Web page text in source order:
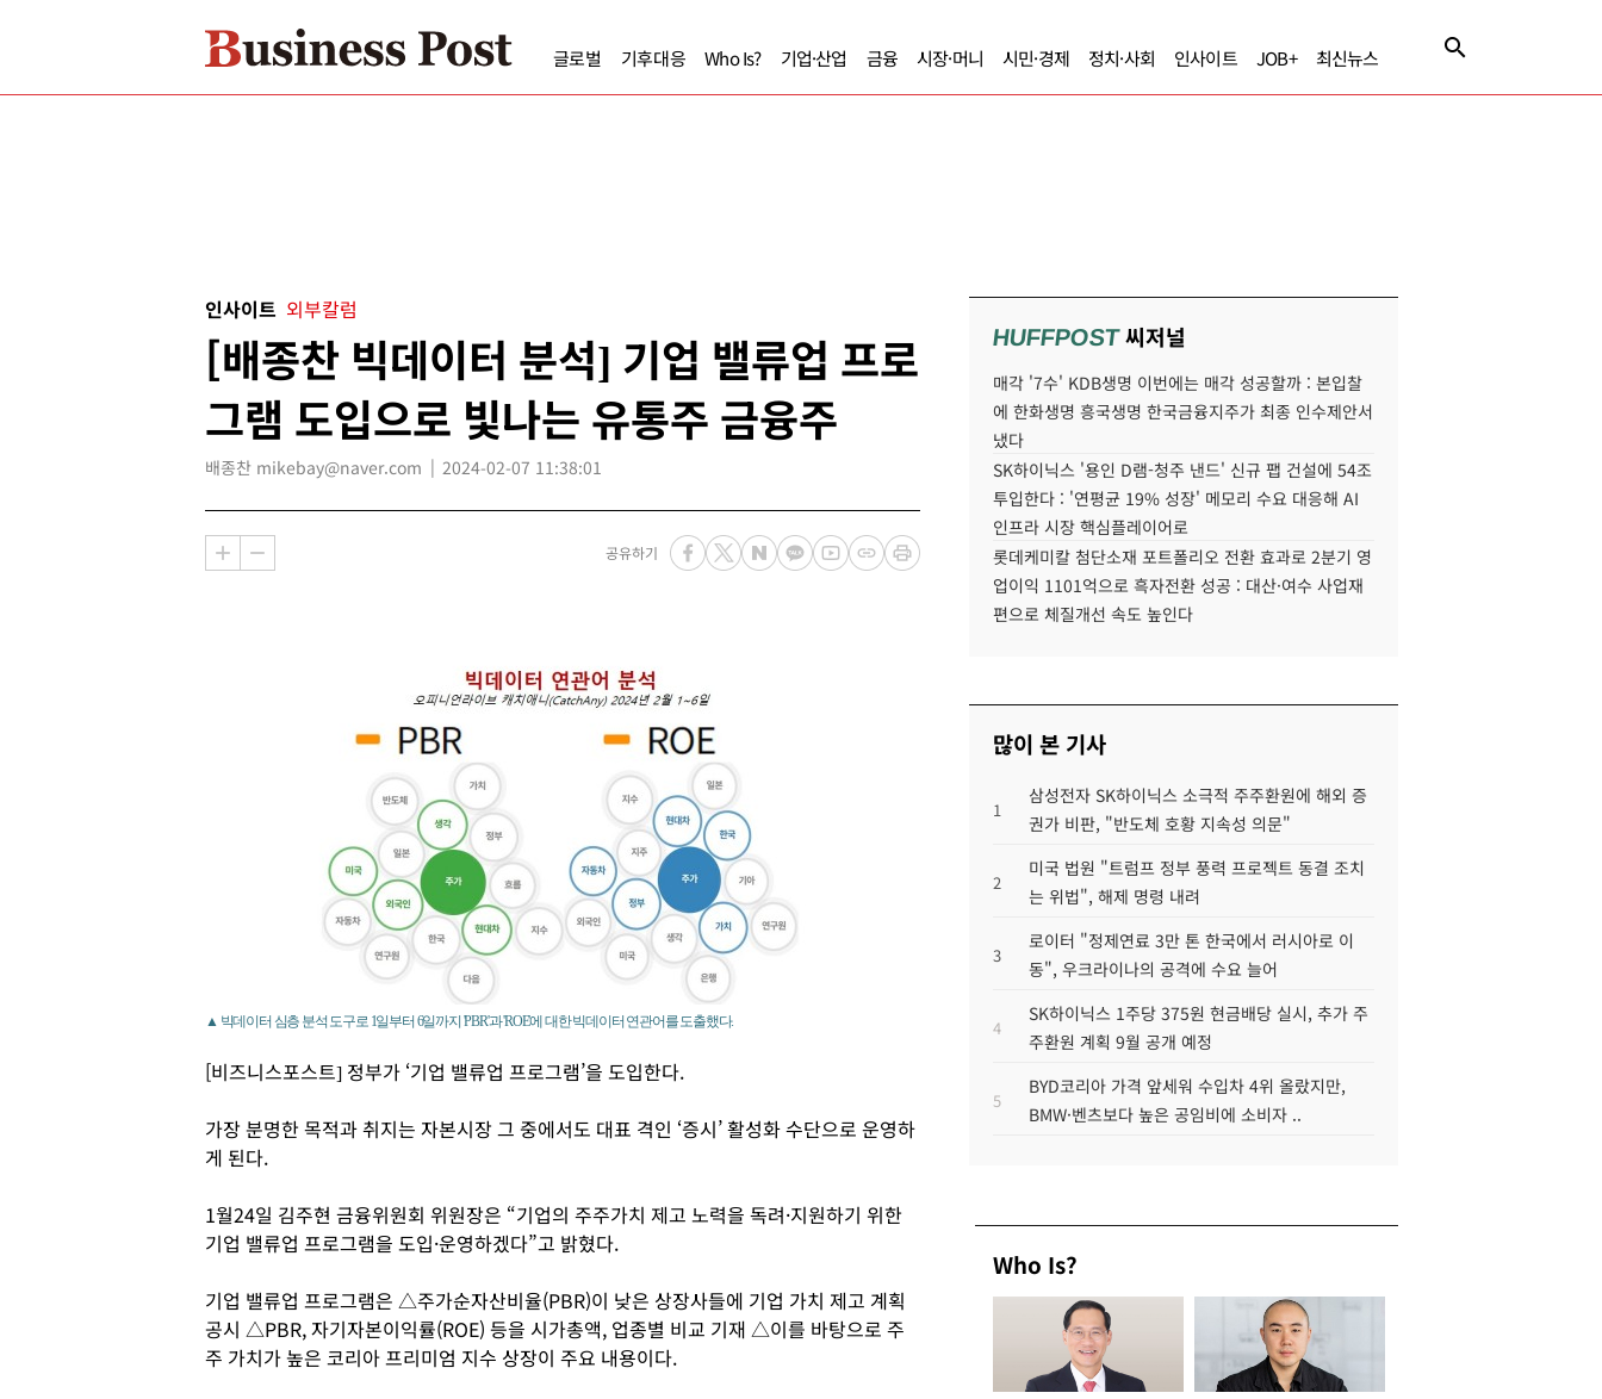
글로벌 기후대응 Who Is? 기업·산업 금융 시장·머니 시민·경제 정치·사회 인사이트 JOB+ 최신뉴스
인사이트 외부칼럼
[배종찬 빅데이터 분석] 기업 밸류업 프로
그램 도입으로 빛나는 유통주 금융주
배종찬 mikebay@naver.com 2024-02-07 11:38:01
공유하기
▲ 빅데이터 심층 분석 도구로 1일부터 6일까지 'PBR'과 'ROE'에 대한 빅데이터 연관어를 도출했다.
[비즈니스포스트] 정부가 ‘기업 밸류업 프로그램’을 도입한다.
가장 분명한 목적과 취지는 자본시장 그 중에서도 대표 격인 ‘증시’ 활성화 수단으로 운영하
게 된다.
1월24일 김주현 금융위원회 위원장은 “기업의 주주가치 제고 노력을 독려·지원하기 위한
기업 밸류업 프로그램을 도입·운영하겠다”고 밝혔다.
기업 밸류업 프로그램은 △주가순자산비율(PBR)이 낮은 상장사들에 기업 가치 제고 계획
공시 △PBR, 자기자본이익률(ROE) 등을 시가총액, 업종별 비교 기재 △이를 바탕으로 주
주 가치가 높은 코리아 프리미엄 지수 상장이 주요 내용이다.
HUFFPOST씨저널
매각 '7수' KDB생명 이번에는 매각 성공할까 : 본입찰
에 한화생명 흥국생명 한국금융지주가 최종 인수제안서
냈다
SK하이닉스 '용인 D램-청주 낸드' 신규 팹 건설에 54조
투입한다 : '연평균 19% 성장' 메모리 수요 대응해 AI
인프라 시장 핵심플레이어로
롯데케미칼 첨단소재 포트폴리오 전환 효과로 2분기 영
업이익 1101억으로 흑자전환 성공 : 대산·여수 사업재
편으로 체질개선 속도 높인다
많이 본 기사
1
삼성전자 SK하이닉스 소극적 주주환원에 해외 증
권가 비판, "반도체 호황 지속성 의문"
2
미국 법원 "트럼프 정부 풍력 프로젝트 동결 조치
는 위법", 해제 명령 내려
3
로이터 "정제연료 3만 톤 한국에서 러시아로 이
동", 우크라이나의 공격에 수요 늘어
4
SK하이닉스 1주당 375원 현금배당 실시, 추가 주
주환원 계획 9월 공개 예정
5
BYD코리아 가격 앞세워 수입차 4위 올랐지만,
BMW·벤츠보다 높은 공임비에 소비자 ..
Who Is?